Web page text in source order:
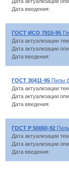
Дата введения:
ГОСТ ИСО 7915-95
Дата актуализации
Дата актуализации
Дата введения:
ГОСТ 30411-95 Пилы
Дата актуализации
Дата актуализации
Дата введения:
ГОСТ Р 50060-92
Дата актуализации
Дата актуализации
Дата введения: